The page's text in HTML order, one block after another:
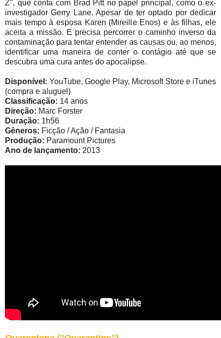
Z", que conta com Brad Pitt no papel principal, como o ex-
investigador Gerry Lane. Apesar de ter optado por dedicar
mais tempo à esposa Karen (Mireille Enos) e às filhas, ele
aceita a missão. E precisa percorrer o caminho inverso da
contaminação para tentar entender as causas ou, ao menos,
identificar uma maneira de conter o contágio até que se
descubra uma cura antes do apocalipse.
Disponível: YouTube, Google Play, Microsoft Store e iTunes
(compra e aluguel)
Classificação: 14 anos
Direção: Marc Forster
Duração: 1h56
Gêneros: Ficção / Ação / Fantasia
Produção: Paramount Pictures
Ano de lançamento: 2013